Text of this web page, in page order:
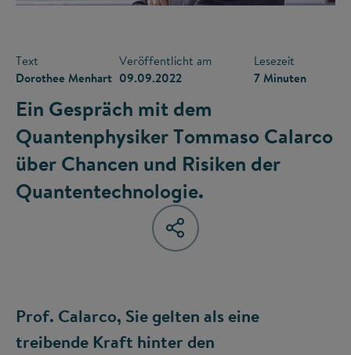
Text
Dorothee Menhart
Veröffentlicht am
09.09.2022
Lesezeit
7 Minuten
Ein Gespräch mit dem
Quantenphysiker Tommaso Calarco
über Chancen und Risiken der
Quantentechnologie.
Prof. Calarco, Sie gelten als eine
treibende Kraft hinter den